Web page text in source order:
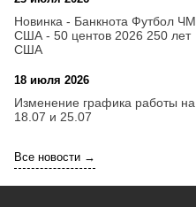
Новинка - Банкнота Футбол ЧМ.
США - 50 центов 2026 250 лет
США
18 июля 2026
Изменение графика работы на
18.07 и 25.07
Все новости →